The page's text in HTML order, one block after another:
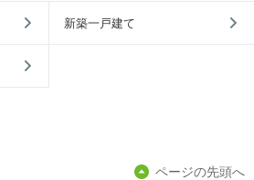
新築一戸建て
ページの先頭へ